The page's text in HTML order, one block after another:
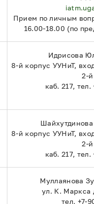
Прием по личным
16.00-18.00 (по
Идрисова
8-й корпус УУНиТ,
2-
каб. 217,
8-й корпус УУНиТ,
2-
каб. 217,
Муллаянова
ул. К. Маркса
тел. +7-